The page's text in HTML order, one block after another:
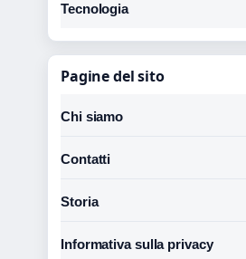
Tecnologia
Pagine del sito
Chi siamo
Contatti
Storia
Informativa sulla privacy